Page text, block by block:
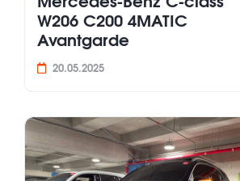
W206 C200 4MATIC
Avantgarde
20.05.2025